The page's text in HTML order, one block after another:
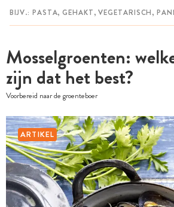
Mosselgroenten:
zijn dat het best?
Voorbereid naar de groenteboer
ARTIKEL
MIJN BEWAARDE RECEPTEN